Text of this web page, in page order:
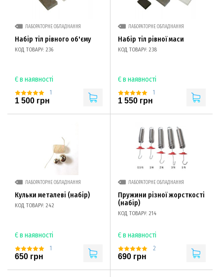
ЛАБОРАТОРНЕ ОБЛАДНАННЯ
Набір тіл рівного об'єму
КОД ТОВАРУ: 236
Є в наявності
1
1 500 грн
ЛАБОРАТОРНЕ ОБЛАДНАННЯ
Набір тіл рівної маси
КОД ТОВАРУ: 238
Є в наявності
1
1 550 грн
ЛАБОРАТОРНЕ ОБЛАДНАННЯ
Кульки металеві (набір)
КОД ТОВАРУ: 242
Є в наявності
1
650 грн
ЛАБОРАТОРНЕ ОБЛАДНАННЯ
Пружини різної жорсткості
(набір)
КОД ТОВАРУ: 214
Є в наявності
2
690 грн